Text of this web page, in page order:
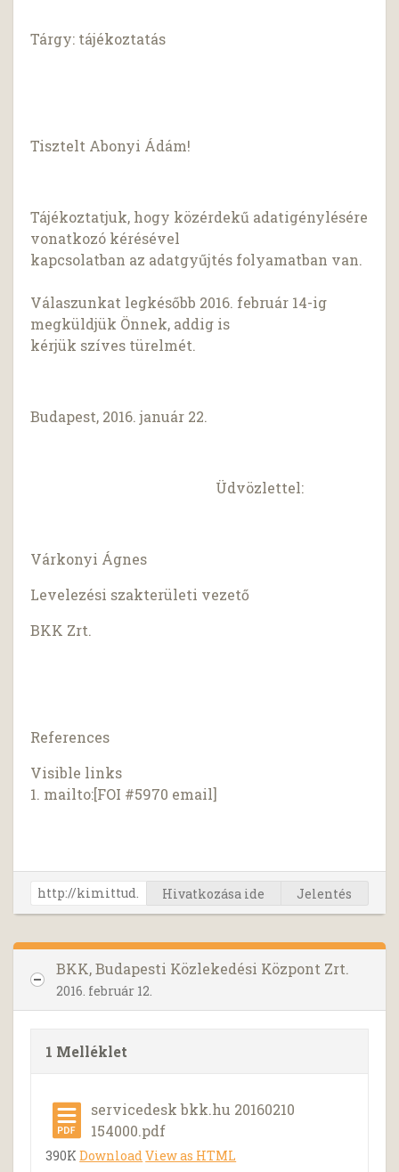
Tárgy: tájékoztatás
Tisztelt Abonyi Ádám!
Tájékoztatjuk, hogy közérdekű adatigénylésére
vonatkozó kérésével
kapcsolatban az adatgyűjtés folyamatban van.
Válaszunkat legkésőbb 2016. február 14-ig
megküldjük Önnek, addig is
kérjük szíves türelmét.
Budapest, 2016. január 22.
Üdvözlettel:
Várkonyi Ágnes
Levelezési szakterületi vezető
BKK Zrt.
References
Visible links
1. mailto:[FOI #5970 email]
Hivatkozása ide Jelentés
BKK, Budapesti Közlekedési Központ Zrt.
2016. február 12.
1 Melléklet
servicedesk bkk.hu 20160210
154000.pdf
390KDownload View as HTML